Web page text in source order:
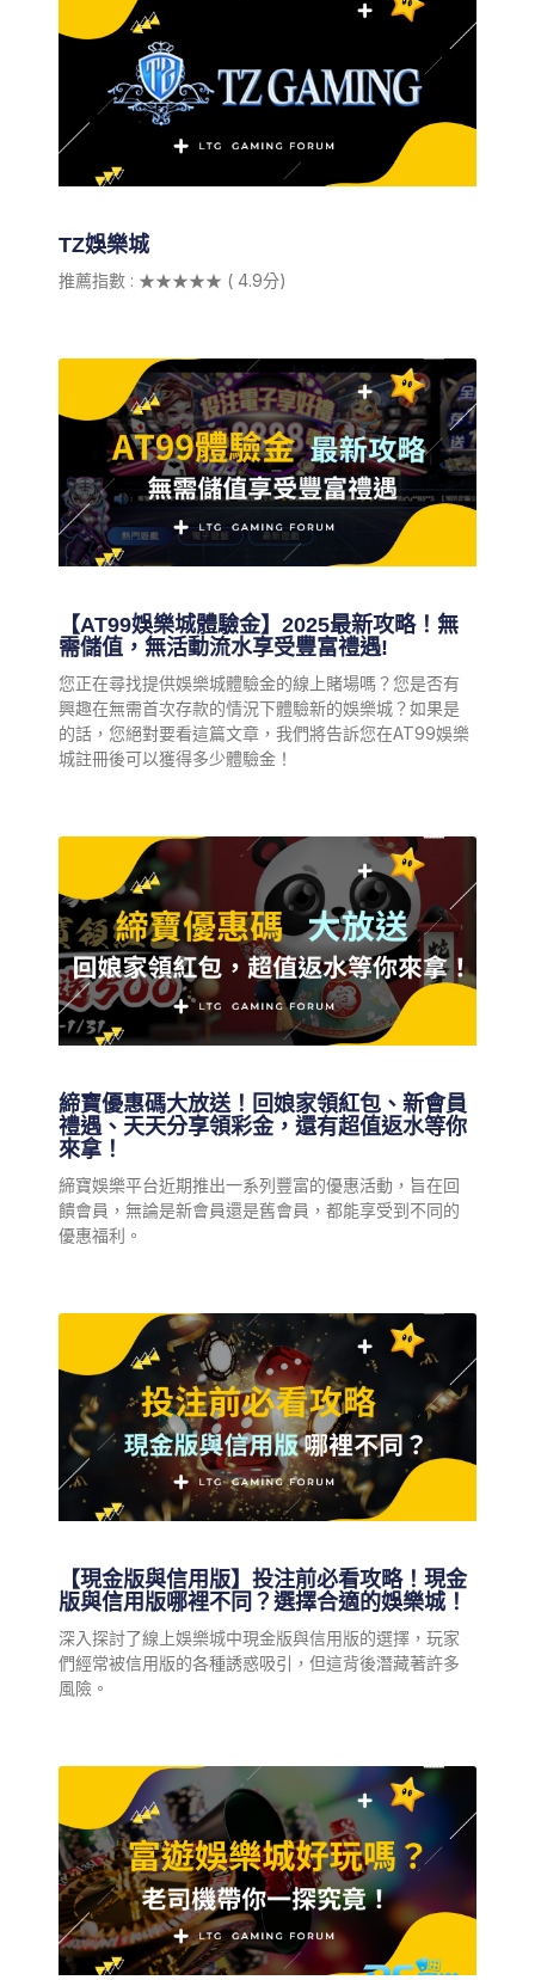
TZ娛樂城
推薦指數 : ★★★★★ ( 4.9分)
【AT99娛樂城體驗金】2025最新攻略！無
需儲值，無活動流水享受豐富禮遇!
您正在尋找提供娛樂城體驗金的線上賭場嗎？您是否有
興趣在無需首次存款的情況下體驗新的娛樂城？如果是
的話，您絕對要看這篇文章，我們將告訴您在AT99娛樂
城註冊後可以獲得多少體驗金！
締寶優惠碼大放送！回娘家領紅包、新會員
禮遇、天天分享領彩金，還有超值返水等你
來拿！
締寶娛樂平台近期推出一系列豐富的優惠活動，旨在回
饋會員，無論是新會員還是舊會員，都能享受到不同的
優惠福利。
【現金版與信用版】投注前必看攻略！現金
版與信用版哪裡不同？選擇合適的娛樂城！
深入探討了線上娛樂城中現金版與信用版的選擇，玩家
們經常被信用版的各種誘惑吸引，但這背後潛藏著許多
風險。